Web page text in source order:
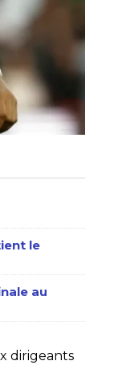
le
au
dirigeants